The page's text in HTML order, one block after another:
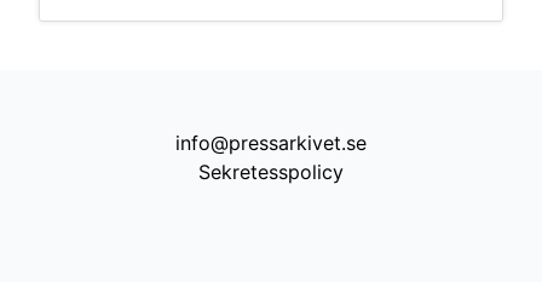
info@pressarkivet.se
Sekretesspolicy